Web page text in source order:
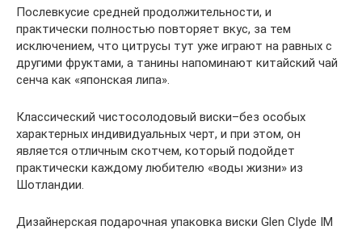
Послевкусие средней продолжительности, и
практически полностью повторяет вкус, за тем
исключением, что цитрусы тут уже играют на равных с
другими фруктами, а танины напоминают китайский чай
сенча как «японская липа».
Классический чистосолодовый виски–без особых
характерных индивидуальных черт, и при этом, он
является отличным скотчем, который подойдет
практически каждому любителю «воды жизни» из
Шотландии.
Дизайнерская подарочная упаковка виски Glen Clyde IM